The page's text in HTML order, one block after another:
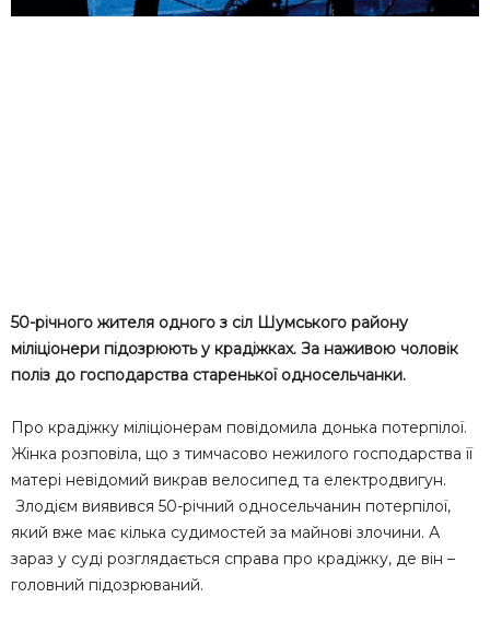
50-річного жителя одного з сіл Шумського району
міліціонери підозрюють у крадіжках. За наживою чоловік
поліз до господарства старенької односельчанки.
Про крадіжку міліціонерам повідомила донька потерпілої.
Жінка розповіла, що з тимчасово нежилого господарства її
матері невідомий викрав велосипед та електродвигун.
Злодієм виявився 50-річний односельчанин потерпілої,
який вже має кілька судимостей за майнові злочини. А
зараз у суді розглядається справа про крадіжку, де він –
головний підозрюваний.